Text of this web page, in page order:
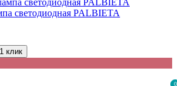
0
светодиодная PALBIETA
клик